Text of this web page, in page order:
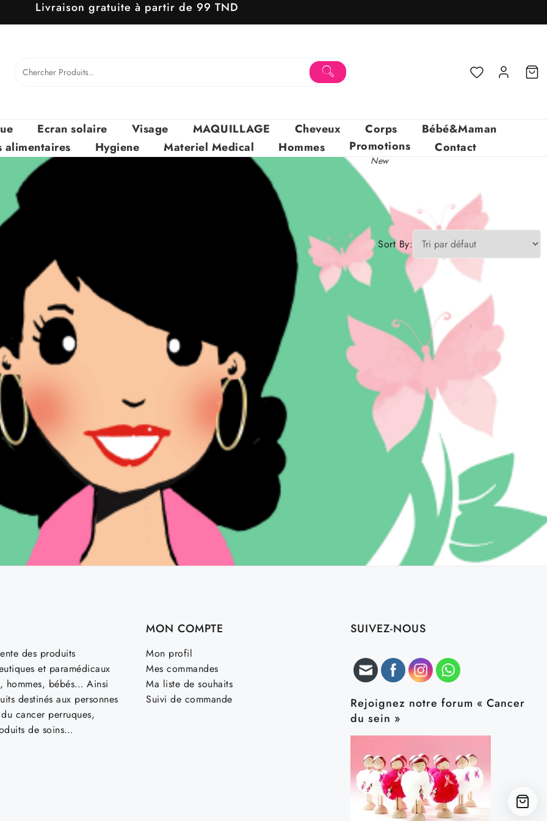
Livraison gratuite à partir de 99 TND
Ecran solaire Visage MAQUILLAGE Cheveux Corps
Bébé&Maman
alimentaires
Hygiene Materiel Medical Hommes Promotions
New
Contact
Sort By:
des produits
et paramédicaux
hommes, bébés… Ainsi
destinés aux personnes
cancer perruques,
de soins…
MON COMPTE
Mon profil
Mes commandes
Ma liste de souhaits
Suivi de commande
SUIVEZ-NOUS
Rejoignez notre forum « Cancer
du sein »